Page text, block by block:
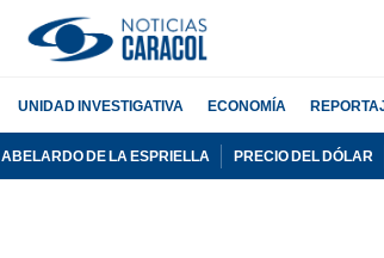
UNIDAD INVESTIGATIVA ECONOMÍA
ABELARDO DE LA ESPRIELLA PRECIO DEL DÓLAR